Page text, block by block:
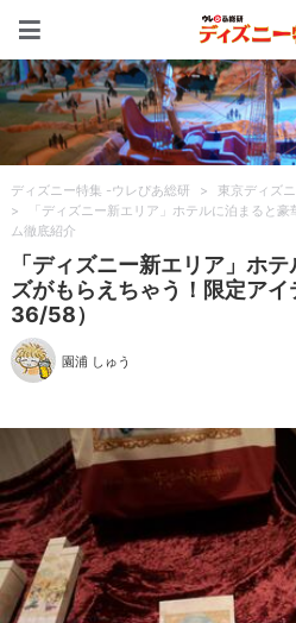
ディズニー特集 -ウレぴあ総研 > 東京ディズ
>
「ディズニー新エリア」ホテルに泊まると
ム徹底紹介
「ディズニー新エリア」ホ
ズがもらえちゃう！限定ア
36/58）
園浦 しゅう